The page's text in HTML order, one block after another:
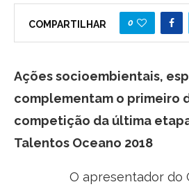
COMPARTILHAR 0
Ações socioembientais,
complementam o primeiro
competição da última
Talentos Oceano 2018
O apresentador do